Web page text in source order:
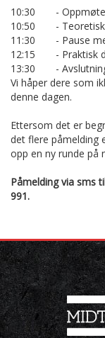
10:30
-
10:50
-
11:30
- Pause
12:15
- Praktisk
13:30
-
Vi håper dere som
denne dagen.
Ettersom det er
det flere påmelding
opp en ny runde på
Påmelding via sms
991.